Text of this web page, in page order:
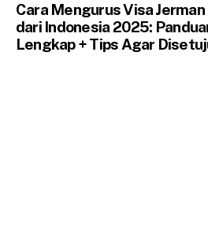
Cara Mengurus Visa Jerman
dari Indonesia 2025:
Lengkap + Tips Agar